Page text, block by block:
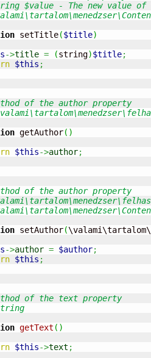
setTitle($title)
->title = (string)$title;
$this ;
getAuthor( )
$this->author;
setAuthor(
->author = $author;
$this ;
getText ( )
$this->text ;